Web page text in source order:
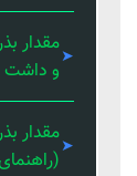
مقدار
و داشت
مقدار